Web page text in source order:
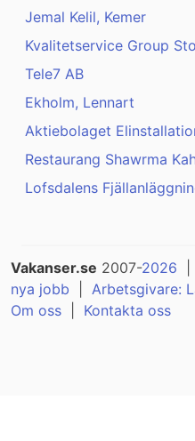
Jemal Kelil, Kemer
Kvalitetservice Group
Tele7 AB
Ekholm, Lennart
Aktiebolaget
Restaurang Shawrma
Lofsdalens
Vakanser.se 2007-2026
nya jobb
Arbetsgivare:
Om oss
Kontakta oss